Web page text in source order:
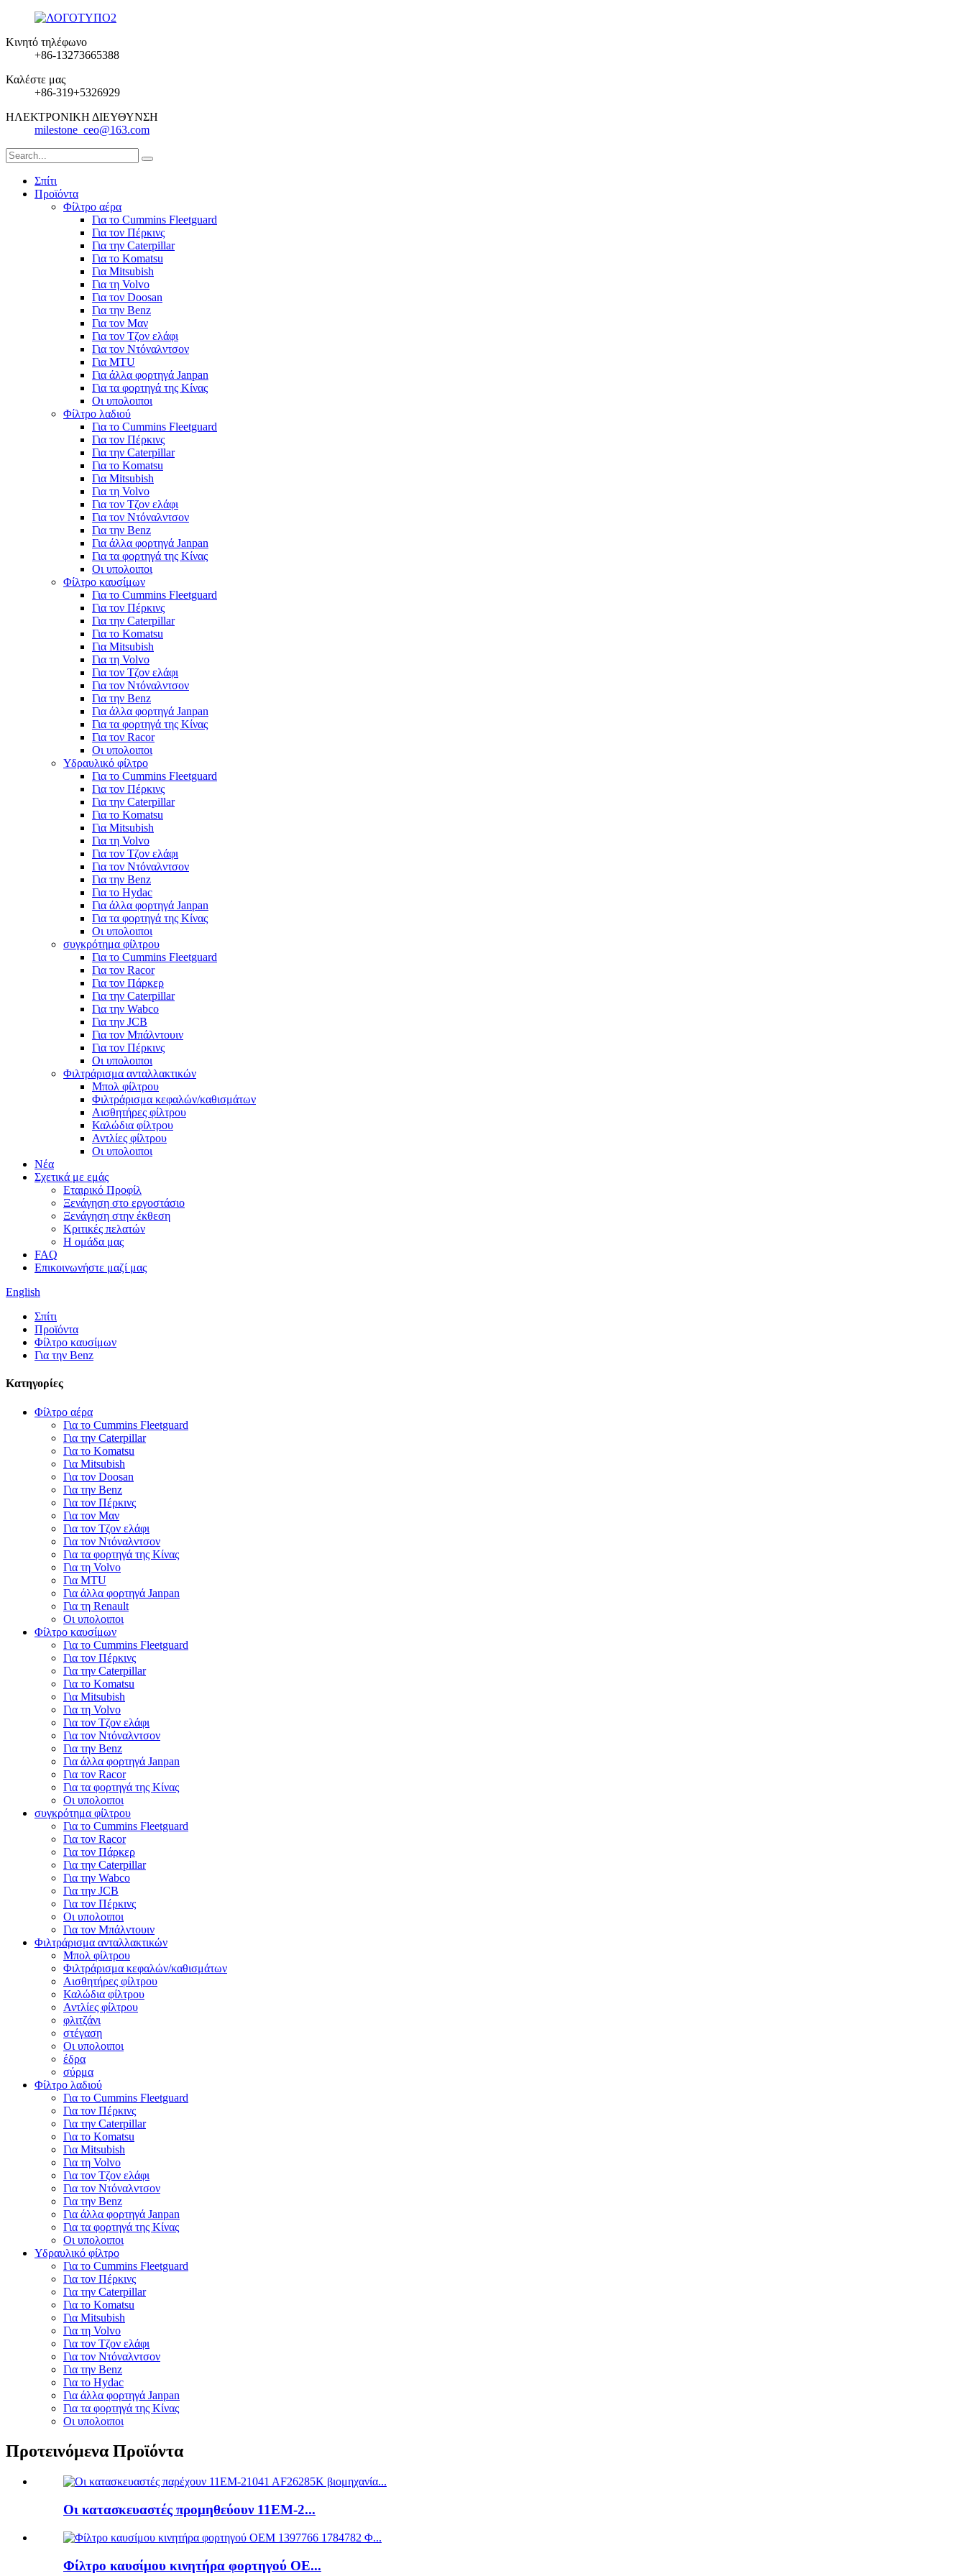
Κινητό τηλέφωνο
+86-13273665388
Καλέστε μας
+86-319+5326929
ΗΛΕΚΤΡΟΝΙΚΗ ΔΙΕΥΘΥΝΣΗ
milestone_ceo@163.com
Σπίτι
Προϊόντα
Φίλτρο αέρα
Για το Cummins Fleetguard
Για τον Πέρκινς
Για την Caterpillar
Για το Komatsu
Για Mitsubish
Για τη Volvo
Για τον Doosan
Για την Benz
Για τον Μαν
Για τον Τζον ελάφι
Για τον Ντόναλντσον
Για MTU
Για άλλα φορτηγά Janpan
Για τα φορτηγά της Κίνας
Οι υπολοιποι
Φίλτρο λαδιού
Για το Cummins Fleetguard
Για τον Πέρκινς
Για την Caterpillar
Για το Komatsu
Για Mitsubish
Για τη Volvo
Για τον Τζον ελάφι
Για τον Ντόναλντσον
Για την Benz
Για άλλα φορτηγά Janpan
Για τα φορτηγά της Κίνας
Οι υπολοιποι
Φίλτρο καυσίμων
Για το Cummins Fleetguard
Για τον Πέρκινς
Για την Caterpillar
Για το Komatsu
Για Mitsubish
Για τη Volvo
Για τον Τζον ελάφι
Για τον Ντόναλντσον
Για την Benz
Για άλλα φορτηγά Janpan
Για τα φορτηγά της Κίνας
Για τον Racor
Οι υπολοιποι
Υδραυλικό φίλτρο
Για το Cummins Fleetguard
Για τον Πέρκινς
Για την Caterpillar
Για το Komatsu
Για Mitsubish
Για τη Volvo
Για τον Τζον ελάφι
Για τον Ντόναλντσον
Για την Benz
Για το Hydac
Για άλλα φορτηγά Janpan
Για τα φορτηγά της Κίνας
Οι υπολοιποι
συγκρότημα φίλτρου
Για το Cummins Fleetguard
Για τον Racor
Για τον Πάρκερ
Για την Caterpillar
Για την Wabco
Για την JCB
Για τον Μπάλντουιν
Για τον Πέρκινς
Οι υπολοιποι
Φιλτράρισμα ανταλλακτικών
Μπολ φίλτρου
Φιλτράρισμα κεφαλών/καθισμάτων
Αισθητήρες φίλτρου
Καλώδια φίλτρου
Αντλίες φίλτρου
Οι υπολοιποι
Νέα
Σχετικά με εμάς
Εταιρικό Προφίλ
Ξενάγηση στο εργοστάσιο
Ξενάγηση στην έκθεση
Κριτικές πελατών
Η ομάδα μας
FAQ
Επικοινωνήστε μαζί μας
English
Σπίτι
Προϊόντα
Φίλτρο καυσίμων
Για την Benz
Κατηγορίες
Φίλτρο αέρα
Για το Cummins Fleetguard
Για την Caterpillar
Για το Komatsu
Για Mitsubish
Για τον Doosan
Για την Benz
Για τον Πέρκινς
Για τον Μαν
Για τον Τζον ελάφι
Για τον Ντόναλντσον
Για τα φορτηγά της Κίνας
Για τη Volvo
Για MTU
Για άλλα φορτηγά Janpan
Για τη Renault
Οι υπολοιποι
Φίλτρο καυσίμων
Για το Cummins Fleetguard
Για τον Πέρκινς
Για την Caterpillar
Για το Komatsu
Για Mitsubish
Για τη Volvo
Για τον Τζον ελάφι
Για τον Ντόναλντσον
Για την Benz
Για άλλα φορτηγά Janpan
Για τον Racor
Για τα φορτηγά της Κίνας
Οι υπολοιποι
συγκρότημα φίλτρου
Για το Cummins Fleetguard
Για τον Racor
Για τον Πάρκερ
Για την Caterpillar
Για την Wabco
Για την JCB
Για τον Πέρκινς
Οι υπολοιποι
Για τον Μπάλντουιν
Φιλτράρισμα ανταλλακτικών
Μπολ φίλτρου
Φιλτράρισμα κεφαλών/καθισμάτων
Αισθητήρες φίλτρου
Καλώδια φίλτρου
Αντλίες φίλτρου
φλιτζάνι
στέγαση
Οι υπολοιποι
έδρα
σύρμα
Φίλτρο λαδιού
Για το Cummins Fleetguard
Για τον Πέρκινς
Για την Caterpillar
Για το Komatsu
Για Mitsubish
Για τη Volvo
Για τον Τζον ελάφι
Για τον Ντόναλντσον
Για την Benz
Για άλλα φορτηγά Janpan
Για τα φορτηγά της Κίνας
Οι υπολοιποι
Υδραυλικό φίλτρο
Για το Cummins Fleetguard
Για τον Πέρκινς
Για την Caterpillar
Για το Komatsu
Για Mitsubish
Για τη Volvo
Για τον Τζον ελάφι
Για τον Ντόναλντσον
Για την Benz
Για το Hydac
Για άλλα φορτηγά Janpan
Για τα φορτηγά της Κίνας
Οι υπολοιποι
Προτεινόμενα Προϊόντα
Οι κατασκευαστές προμηθεύουν 11EM-2...
Φίλτρο καυσίμου κινητήρα φορτηγού ΟΕ...